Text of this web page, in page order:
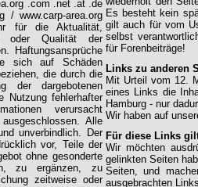
.com .net .at .de
/ www.carp-area.org
für die Aktualität,
oder Qualität der
Haftungsansprüche
sich auf Schäden
die durch die
der dargebotenen
Nutzung fehlerhafter
verursacht
Alle
unverbindlich. Der
vor, Teile der
ohne gesonderte
zu ergänzen, zu
zeitweise oder
Es besteht kein
gilt auch für vom
selbst
für Forenbeiträge!
Links zu anderen
Mit Urteil vom 12.
eines Links die
Hamburg - nur
Wir haben auf
Für diese Links
Wir möchten
gelinkten Seiten
Seiten, und
ausgebrachten